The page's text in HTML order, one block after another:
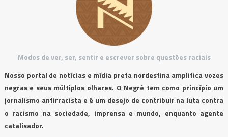
Modos de ver, ser, sentir e escrever sobre questões raciais
Nosso portal de notícias e mídia preta nordestina amplifica vozes
negras e seus múltiplos olhares. O Negrê tem como princípio um
jornalismo antirracista e é um desejo de contribuir na luta contra
o racismo na sociedade, imprensa e mundo, enquanto agente
catalisador.